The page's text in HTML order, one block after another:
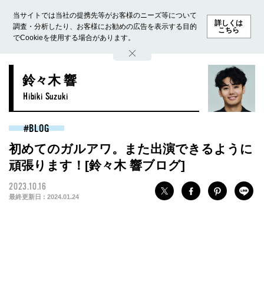
当サイトでは当社の提携先等がお客様のニーズ等について
調査・分析したり、お客様にお勧めの広告を表示する目的
でCookieを使用する場合があります。
詳しくは
こちら
ホーム モデル募集 ランキング ファッション ビューテ
鈴々木 響
Hibiki Suzuki
BLOG
初めてのガルアワ。また出演できるように
頑張ります！[鈴々木 響ブログ]
2023.10.16
最終更新日 : 2024.01.24